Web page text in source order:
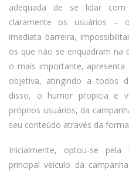
adequada de se lidar
claramente os usuários –
imediata barreira,
os que não se enquadram na
o mais importante,
objetiva, atingindo a todos
disso, o humor propicia e
próprios usuários, da
seu conteúdo através da
Inicialmente, optou-se
principal veículo da